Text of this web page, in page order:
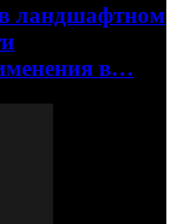
ландшафтном
в…